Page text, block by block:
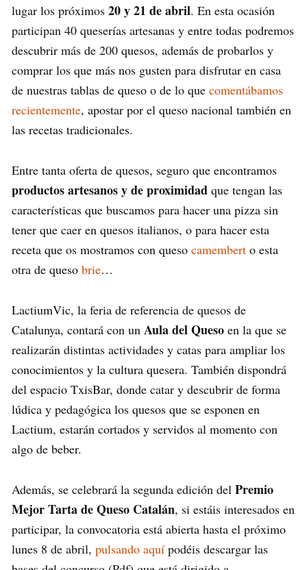
lugar los próximos 20 y 21 de abril. En esta ocasión
participan 40 queserías artesanas y entre todas podremos
descubrir más de 200 quesos, además de probarlos y
comprar los que más nos gusten para disfrutar en casa
de nuestras tablas de queso o de lo que comentábamos
recientemente, apostar por el queso nacional también en
las recetas tradicionales.
Entre tanta oferta de quesos, seguro que encontramos
productos artesanos y de proximidad que tengan las
características que buscamos para hacer una pizza sin
tener que caer en quesos italianos, o para hacer esta
receta que os mostramos con queso camembert o esta
otra de queso brie…
LactiumVic, la feria de referencia de quesos de
Catalunya, contará con un Aula del Queso en la que se
realizarán distintas actividades y catas para ampliar los
conocimientos y la cultura quesera. También dispondrá
del espacio TxisBar, donde catar y descubrir de forma
lúdica y pedagógica los quesos que se esponen en
Lactium, estarán cortados y servidos al momento con
algo de beber.
Además, se celebrará la segunda edición del Premio
Mejor Tarta de Queso Catalán, si estáis interesados en
participar, la convocatoria está abierta hasta el próximo
lunes 8 de abril, pulsando aquí podéis descargar las